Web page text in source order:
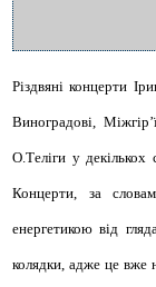
Різдвяні концерти
Виноградові,
О.Теліги у декількох
Концерти, за
енергетикою від
колядки, адже це вже